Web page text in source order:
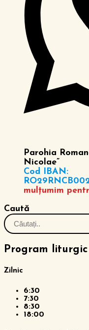
Parohia
Nicolae”
Cod IBAN:
mulțumim
Caută
Program liturgic
Zilnic
6:30
7:30
8:30
18:00